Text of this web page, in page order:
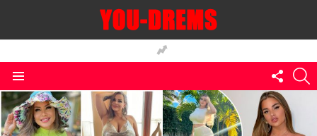
US
MOST
VIEWED
STORIES